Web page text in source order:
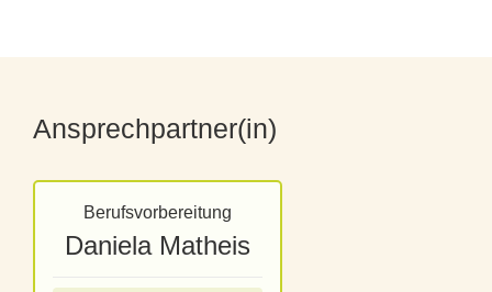
Ansprechpartner(in)
Berufsvorbereitung
Daniela Matheis